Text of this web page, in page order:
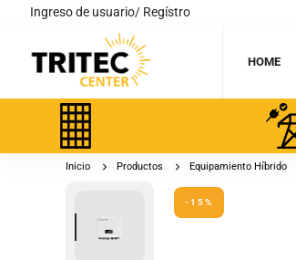
Ingreso de usuario/ Regístro
HOME
Inicio Productos Equipamiento Híbrido
-15%